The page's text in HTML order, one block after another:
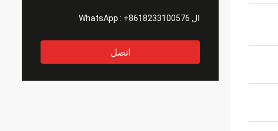
ال WhatsApp : +8618233100576
اتصل